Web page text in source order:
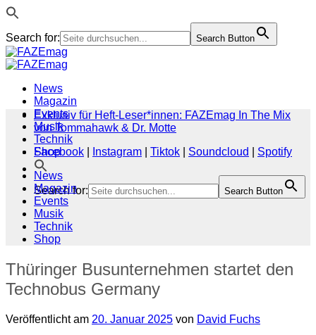
Search for: Search Button
Zum
Inhalt
News
Magazin
Events
Musik
Technik
Shop
Search for: Search Button
Exklusiv für Heft-Leser*innen: FAZEmag In The Mix
von Tommahawk & Dr. Motte
Facebook
Instagram Tiktok Soundcloud
Spotify
News
Magazin
Events
Musik
Technik
Shop
Thüringer Busunternehmen startet den
Technobus Germany
Veröffentlicht am 20. Januar 2025 von David Fuchs